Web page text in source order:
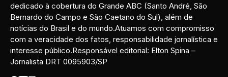
dedicado à cobertura do Grande ABC (Santo André, São
Bernardo do Campo e São Caetano do Sul), além de
notícias do Brasil e do mundo.Atuamos com compromisso
com a veracidade dos fatos, responsabilidade jornalística e
interesse público.Responsável editorial: Elton Spina –
Jornalista DRT 0095903/SP